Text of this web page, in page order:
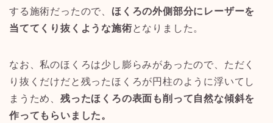
する施術だったので、 ほくろの外側部分にレーザーを
当ててくり抜くような施術となりました。
なお、私のほくろは少し膨らみがあったので、ただく
り抜くだけだと残ったほくろが円柱のように浮いてし
まうため、 残ったほくろの表面も削って自然な傾斜を
作ってもらいました。